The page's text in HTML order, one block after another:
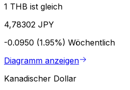
1 THB ist gleich
4,78302 JPY
-0.0950 (1.95%) Wöchentlich
Diagramm anzeigen
Kanadischer Dollar